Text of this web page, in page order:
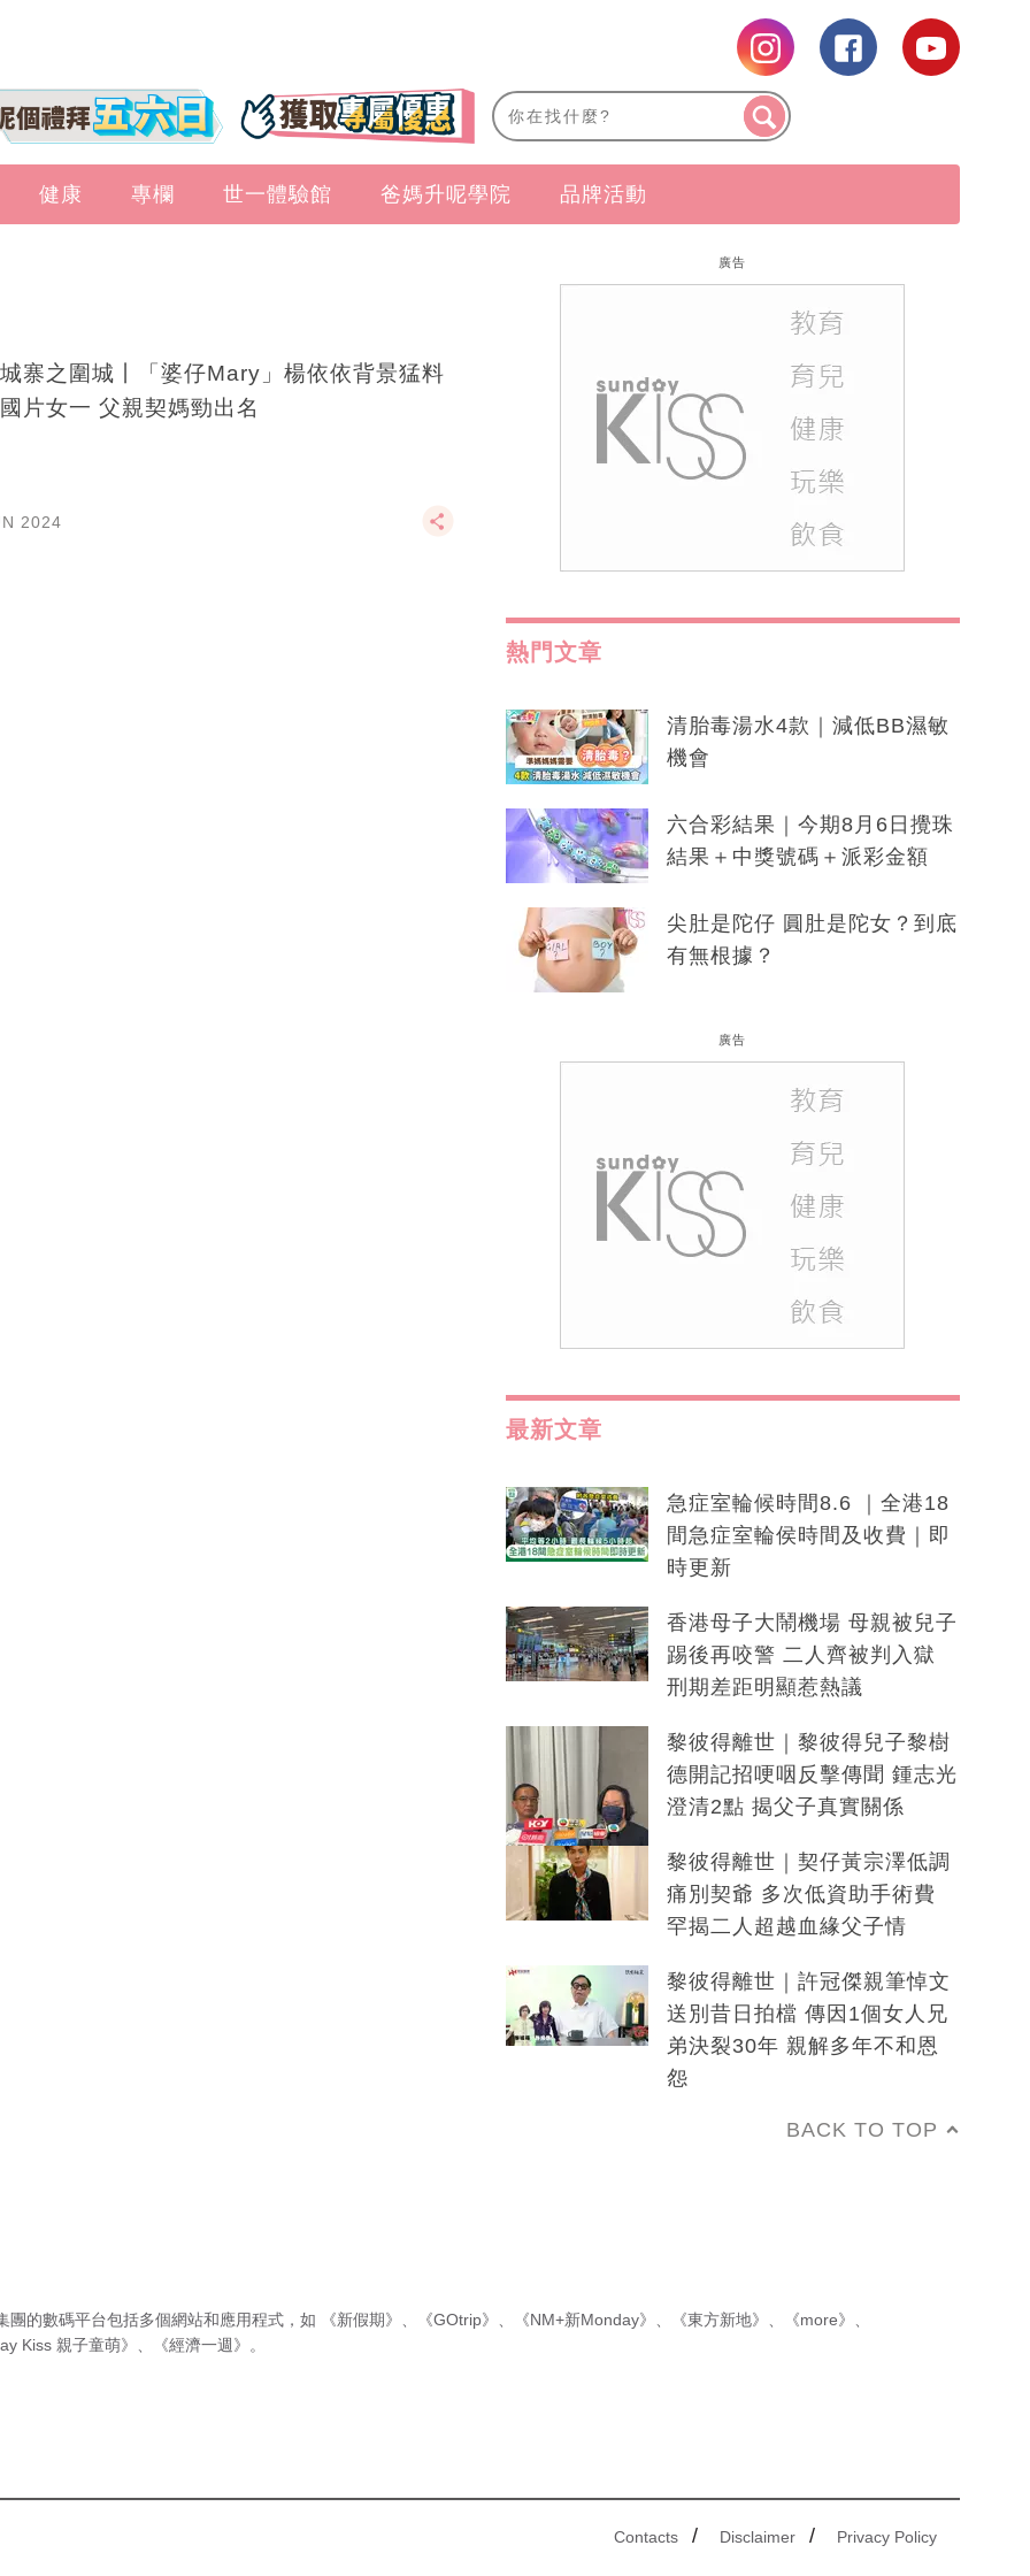
健康 專欄 世一體驗館 爸媽升呢學院 品牌活動
寨之圍城丨「婆仔Mary」楊依依背景猛料
片女一 父親契媽勁出名
2024
廣告
熱門文章
清胎毒湯水4款｜減低BB濕敏
機會
六合彩結果｜今期8月6日攪珠
結果＋中獎號碼＋派彩金額
尖肚是陀仔 圓肚是陀女？到底
有無根據？
廣告
最新文章
急症室輪候時間8.6 ｜全港18
間急症室輪侯時間及收費｜即
時更新
香港母子大鬧機場 母親被兒子
踢後再咬警 二人齊被判入獄
刑期差距明顯惹熱議
黎彼得離世｜黎彼得兒子黎樹
德開記招哽咽反擊傳聞 鍾志光
澄清2點 揭父子真實關係
黎彼得離世｜契仔黃宗澤低調
痛別契爺 多次低資助手術費
罕揭二人超越血緣父子情
黎彼得離世｜許冠傑親筆悼文
送別昔日拍檔 傳因1個女人兄
弟決裂30年 親解多年不和恩
怨
BACK TO TOP
團的數碼平台包括多個網站和應用程式，如 《新假期》 《GOtrip》 《NM+新Monday》 《東方新地》 《more》
Kiss 親子童萌》
《經濟一週》 。
Contacts / Disclaimer / Privacy Policy